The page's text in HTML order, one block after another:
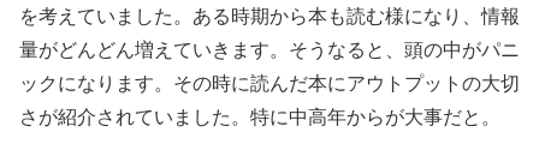
を考えていました。ある時期から本も読む様になり、情報
量がどんどん増えていきます。そうなると、頭の中がパニ
ックになります。その時に読んだ本にアウトプットの大切
さが紹介されていました。特に中高年からが大事だと。